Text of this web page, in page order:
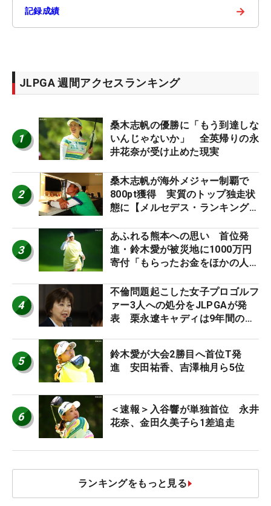
記録成績 →
JLPGA 週間アクセスランキング
1
桑木志帆の優勝に「もう到達しな
いんじゃないか」 全英帰りの永
井花奈が受け止めた現実
2
桑木志帆が海外メジャー制覇で
800pt獲得 実質のトップ独走状
態に【メルセデス・ランキング番
3
あふれる熊本への思い 首位発
進・鈴木愛が被災地に1000万円
寄付「もらったお金をほかの人
4
不倫問題起こした女子プロゴルフ
ァー3人への処分をJLPGAが発
表 栗永遼キャディは9年間の立
5
鈴木愛が大会2勝目へ首位T発
進 安田祐香、吉澤柚月ら5位
6
＜速報＞入谷響が単独首位 永井
花奈、金田久美子ら1差追走
ランキングをもっと見る